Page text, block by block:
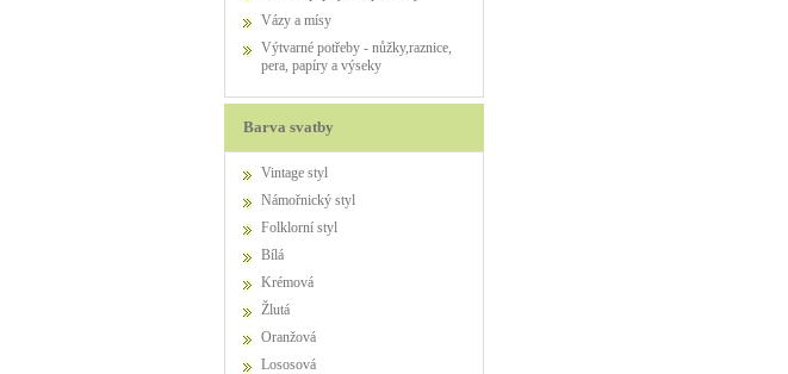
Vázy a mísy
Výtvarné potřeby - nůžky,raznice,
pera, papíry a výseky
Barva svatby
Vintage styl
Námořnický styl
Folklorní styl
Bílá
Krémová
Žlutá
Oranžová
Lososová